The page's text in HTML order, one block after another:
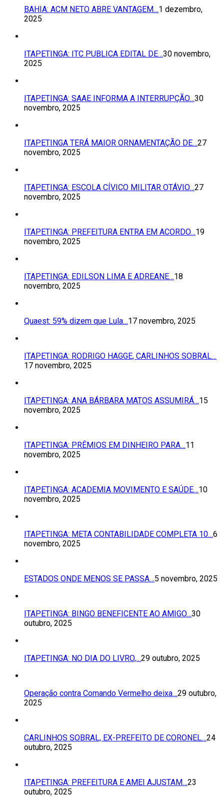
BAHIA: ACM NETO ABRE VANTAGEM…1 dezembro,
2025
ITAPETINGA: ITC PUBLICA EDITAL DE…30 novembro,
2025
ITAPETINGA: SAAE INFORMA A INTERRUPÇÃO…30
novembro, 2025
ITAPETINGA TERÁ MAIOR ORNAMENTAÇÃO DE…27
novembro, 2025
ITAPETINGA: ESCOLA CÍVICO MILITAR OTÁVIO…27
novembro, 2025
ITAPETINGA: PREFEITURA ENTRA EM ACORDO…19
novembro, 2025
ITAPETINGA: EDILSON LIMA E ADREANE…18
novembro, 2025
Quaest: 59% dizem que Lula…17 novembro, 2025
ITAPETINGA: RODRIGO HAGGE, CARLINHOS SOBRAL…
17 novembro, 2025
ITAPETINGA: ANA BÁRBARA MATOS ASSUMIRÁ…15
novembro, 2025
ITAPETINGA: PRÊMIOS EM DINHEIRO PARA…11
novembro, 2025
ITAPETINGA: ACADEMIA MOVIMENTO E SAÚDE…10
novembro, 2025
ITAPETINGA: META CONTABILIDADE COMPLETA 10…6
novembro, 2025
ESTADOS ONDE MENOS SE PASSA…5 novembro, 2025
ITAPETINGA: BINGO BENEFICENTE AO AMIGO…30
outubro, 2025
ITAPETINGA: NO DIA DO LIVRO,…29 outubro, 2025
Operação contra Comando Vermelho deixa…29 outubro,
2025
CARLINHOS SOBRAL, EX-PREFEITO DE CORONEL…24
outubro, 2025
ITAPETINGA: PREFEITURA E AMEI AJUSTAM…23
outubro, 2025